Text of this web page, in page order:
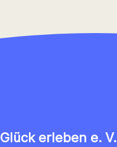
Glück erleben e. V.